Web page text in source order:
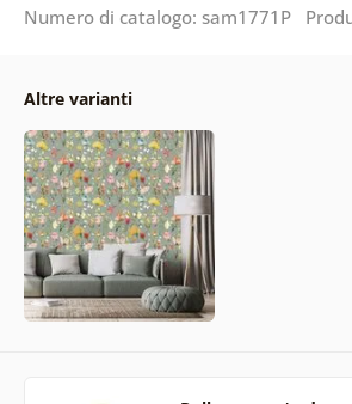
Numero di catalogo: sam1771P
Altre varianti